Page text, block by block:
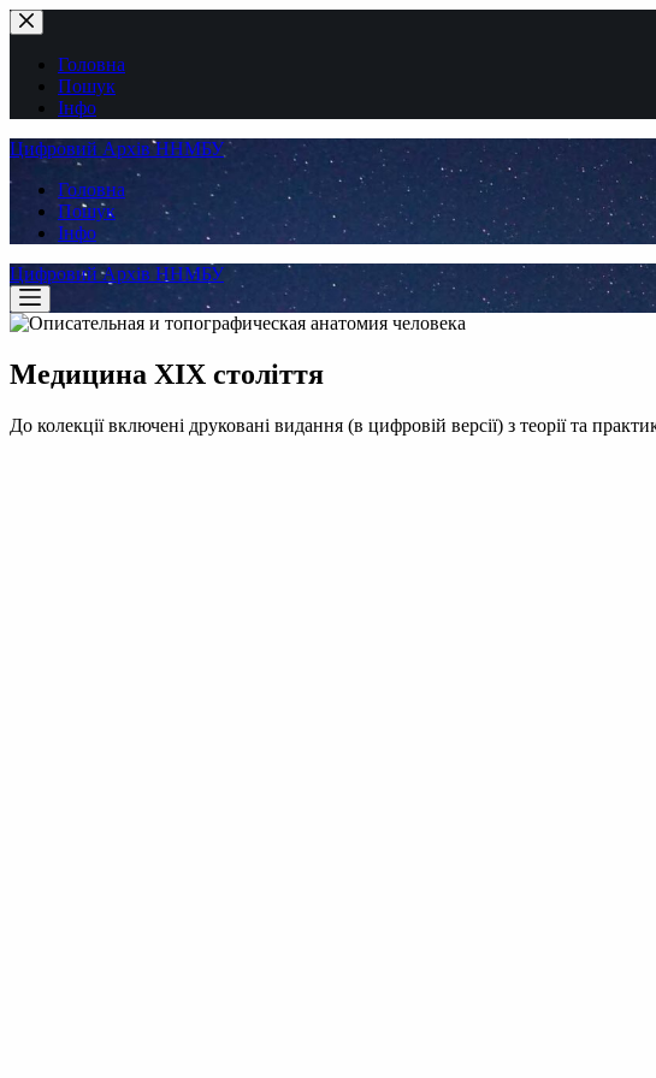
Перейти
до
вмістуГоловна
Пошук
Інфо
Цифровий Архів ННМБУ
Головна
Пошук
Інфо
Цифровий Архів ННМБУ
Медицина XІX століття
До колекції включені друковані видання (в цифровій версії) з теорії та